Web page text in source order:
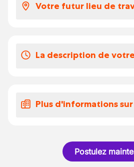
Salaire sans impôt
En fonction de vos
Votre futur lieu de
La description de
Assurer l’encaissement
Servir les clients au
Plus d'informations
grande surface
le secteur de laPostulez